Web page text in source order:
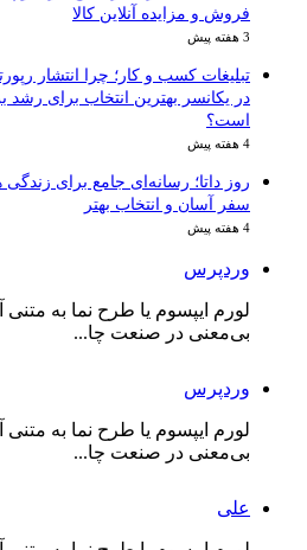
فروش و مزایده آنلاین کالا
3 هفته پیش
تبلیغات کسب و کار؛ چرا انتشار
در یکانسر بهترین انتخاب برای رشد
است؟
4 هفته پیش
روز داتا؛ رسانه‌ای جامع برای زندگی
سفر آسان و انتخاب بهتر
4 هفته پیش
وردپرس
لورم ایپسوم یا طرح‌ نما به
بی‌معنی در صنعت چا...
وردپرس
لورم ایپسوم یا طرح‌ نما به
بی‌معنی در صنعت چا...
علی